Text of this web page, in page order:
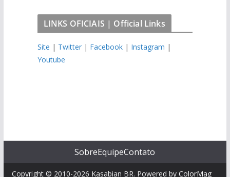
LINKS OFICIAIS | Official Links
Site | Twitter| Facebook| Instagram |
Youtube
SobreEquipeContato
Copyright © 2010-2026 Kasabian BR. Powered by ColorMag